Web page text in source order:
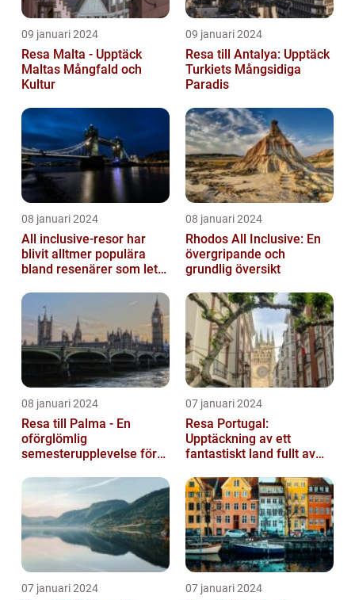
09 januari 2024
Resa Malta - Upptäck
Maltas Mångfald och
Kultur
09 januari 2024
Resa till Antalya: Upptäck
Turkiets Mångsidiga
Paradis
08 januari 2024
All inclusive-resor har
blivit alltmer populära
bland resenärer som letar
omtä...
08 januari 2024
Rhodos All Inclusive: En
övergripande och
grundlig översikt
08 januari 2024
Resa till Palma - En
oförglömlig
semesterupplevelse för
07 januari 2024
Resa Portugal:
Upptäckning av ett
fantastiskt land fullt av
07 januari 2024 07 januari 2024